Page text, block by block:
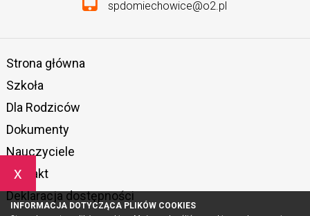
x
INFORMACJA DOTYCZĄCA PLIKÓW COOKIES
spdomiechowice@o2.pl
Strona główna
Szkoła
Dla Rodziców
Dokumenty
Nauczyciele
Kontakt
Deklaracja dostępności